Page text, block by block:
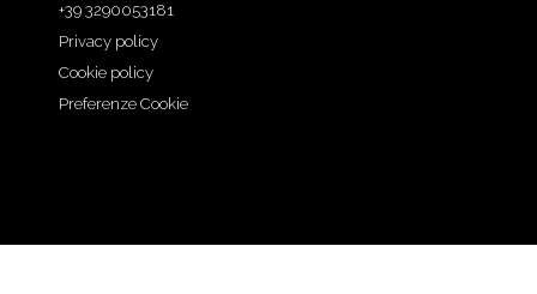
+39 3290053181
Privacy policy
Cookie policy
Preferenze Cookie